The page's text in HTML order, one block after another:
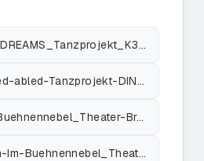
Handout-DAYDREAMS_Tanzprojekt_K3-Hamburg
Handout-Mixed-abled-Tanzprojekt-DINA13_Harztheater
Handout-Im-Buehnennebel_Theater-Bremen
Praesentation-Im-Buehnennebel_Theater-Bremen